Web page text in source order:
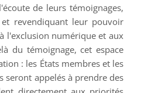
de leurs témoignages,
revendiquant leur pouvoir
l'exclusion numérique et aux
du témoignage, cet espace
: les États membres et les
seront appelés à prendre des